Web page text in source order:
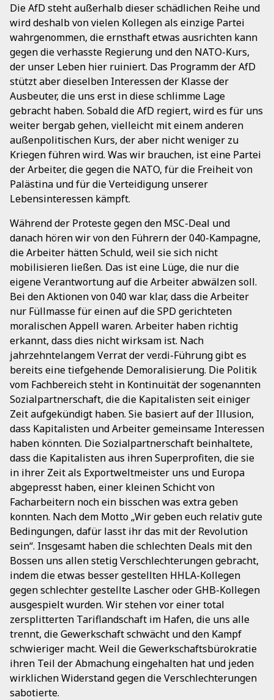
Die AfD steht außerhalb dieser schädlichen Reihe und
wird deshalb von vielen Kollegen als einzige Partei
wahrgenommen, die ernsthaft etwas ausrichten kann
gegen die verhasste Regierung und den NATO-Kurs,
der unser Leben hier ruiniert. Das Programm der AfD
stützt aber dieselben Interessen der Klasse der
Ausbeuter, die uns erst in diese schlimme Lage
gebracht haben. Sobald die AfD regiert, wird es für uns
weiter bergab gehen, vielleicht mit einem anderen
außenpolitischen Kurs, der aber nicht weniger zu
Kriegen führen wird. Was wir brauchen, ist eine Partei
der Arbeiter, die gegen die NATO, für die Freiheit von
Palästina und für die Verteidigung unserer
Lebensinteressen kämpft.
Während der Proteste gegen den MSC-Deal und
danach hören wir von den Führern der 040-Kampagne,
die Arbeiter hätten Schuld, weil sie sich nicht
mobilisieren ließen. Das ist eine Lüge, die nur die
eigene Verantwortung auf die Arbeiter abwälzen soll.
Bei den Aktionen von 040 war klar, dass die Arbeiter
nur Füllmasse für einen auf die SPD gerichteten
moralischen Appell waren. Arbeiter haben richtig
erkannt, dass dies nicht wirksam ist. Nach
jahrzehntelangem Verrat der ver.di-Führung gibt es
bereits eine tiefgehende Demoralisierung. Die Politik
vom Fachbereich steht in Kontinuität der sogenannten
Sozialpartnerschaft, die die Kapitalisten seit einiger
Zeit aufgekündigt haben. Sie basiert auf der Illusion,
dass Kapitalisten und Arbeiter gemeinsame Interessen
haben könnten. Die Sozialpartnerschaft beinhaltete,
dass die Kapitalisten aus ihren Superprofiten, die sie
in ihrer Zeit als Exportweltmeister uns und Europa
abgepresst haben, einer kleinen Schicht von
Facharbeitern noch ein bisschen was extra geben
konnten. Nach dem Motto „Wir geben euch relativ gute
Bedingungen, dafür lasst ihr das mit der Revolution
sein“. Insgesamt haben die schlechten Deals mit den
Bossen uns allen stetig Verschlechterungen gebracht,
indem die etwas besser gestellten HHLA-Kollegen
gegen schlechter gestellte Lascher oder GHB-Kollegen
ausgespielt wurden. Wir stehen vor einer total
zersplitterten Tariflandschaft im Hafen, die uns alle
trennt, die Gewerkschaft schwächt und den Kampf
schwieriger macht. Weil die Gewerkschaftsbürokratie
ihren Teil der Abmachung eingehalten hat und jeden
wirklichen Widerstand gegen die Verschlechterungen
sabotierte.